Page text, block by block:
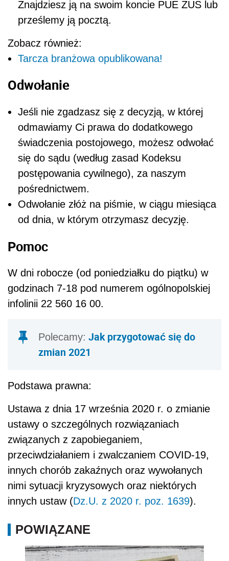
Znajdziesz ją na swoim koncie PUE ZUS lub
prześlemy ją pocztą.
Zobacz również:
Tarcza branżowa opublikowana!
Odwołanie
Jeśli nie zgadzasz się z decyzją, w której
odmawiamy Ci prawa do dodatkowego
świadczenia postojowego, możesz odwołać
się do sądu (według zasad Kodeksu
postępowania cywilnego), za naszym
pośrednictwem.
Odwołanie złóż na piśmie, w ciągu miesiąca
od dnia, w którym otrzymasz decyzję.
Pomoc
W dni robocze (od poniedziałku do piątku) w
godzinach 7-18 pod numerem ogólnopolskiej
infolinii 22 560 16 00.
Polecamy: Jak przygotować się do
zmian 2021
Podstawa prawna:
Ustawa z dnia 17 września 2020 r. o zmianie
ustawy o szczególnych rozwiązaniach
związanych z zapobieganiem,
przeciwdziałaniem i zwalczaniem COVID-19,
innych chorób zakaźnych oraz wywołanych
nimi sytuacji kryzysowych oraz niektórych
innych ustaw (Dz.U. z 2020 r. poz. 1639).
POWIĄZANE